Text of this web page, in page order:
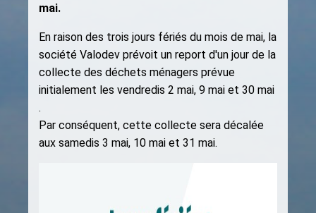
mai.
En raison des trois jours fériés du mois de mai, la
société Valodev prévoit un report d'un jour de la
collecte des déchets ménagers prévue
initialement les vendredis 2 mai, 9 mai et 30 mai
.
Par conséquent, cette collecte sera décalée
aux samedis 3 mai, 10 mai et 31 mai.